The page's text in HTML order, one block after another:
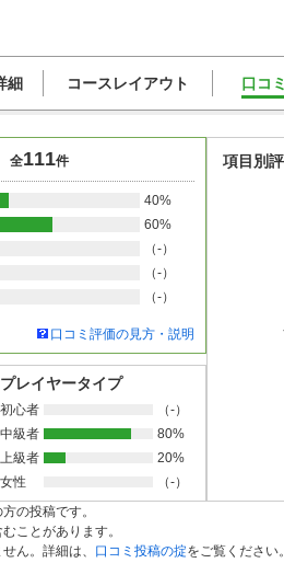
細 コースレイアウト 口コミ
全111件
40%
60%
（-）
（-）
（-）
口コミ評価の見方・説明
プレイヤータイプ
初心者
（-）
中級者
80%
上級者
20%
女性
（-）
項目別
の投稿です。
ことがあります。
ん。詳細は、 口コミ投稿の掟をご覧ください。